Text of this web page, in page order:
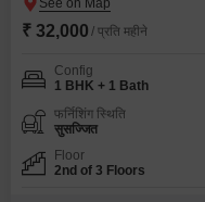
₹ 32,000 / प्रति महीने
Config
1 BHK + 1 Bath
फर्निशिंग स्थिति
सुसज्जित
Floor
2nd of 3 Floors